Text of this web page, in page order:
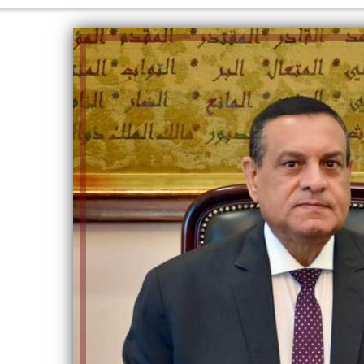
إلهام شرشر تكتب: دي مبقتش كورة..
دي سياسة
الكاتبة إلهام شرشر تهنئ الرئيس
السيسي بعيد ميلاده وتُشيد بجهوده
في بناء الدولة